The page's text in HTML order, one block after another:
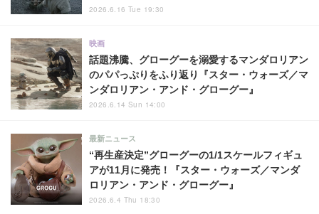
2026.6.16 Tue 19:30
話題沸騰、グローグーを溺愛するマンダロリアン
のパパっぷりをふり返り『スター・ウォーズ／マ
ンダロリアン・アンド・グローグー』
映画
2026.6.14 Sun 14:00
“再生産決定”グローグーの1/1スケールフィギュ
アが11月に発売！『スター・ウォーズ／マンダ
ロリアン・アンド・グローグー』
最新ニュース
2026.6.4 Thu 18:30